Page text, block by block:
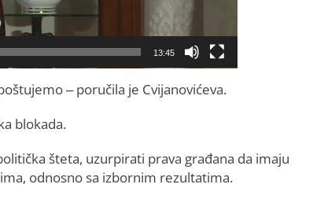
13:45
– poručila je Cvijanovićeva.
blokada.
šteta, uzurpirati prava građana da imaju
odnosno sa izbornim rezultatima.